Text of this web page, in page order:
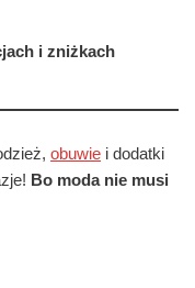
i zniżkach
obuwie i dodatki
Bo moda nie musi